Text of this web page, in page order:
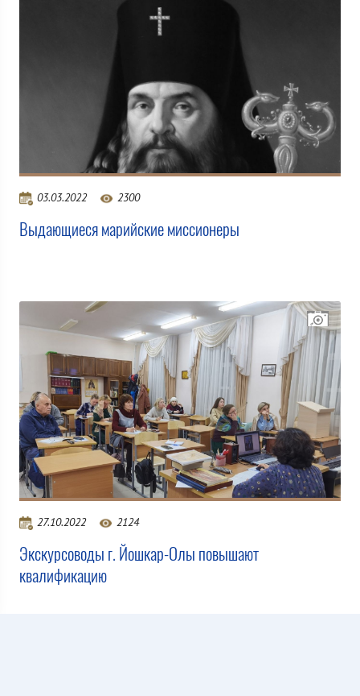
03.03.2022 2300
Выдающиеся марийские миссионеры
27.10.2022 2124
Экскурсоводы г. Йошкар-Олы повышают
квалификацию